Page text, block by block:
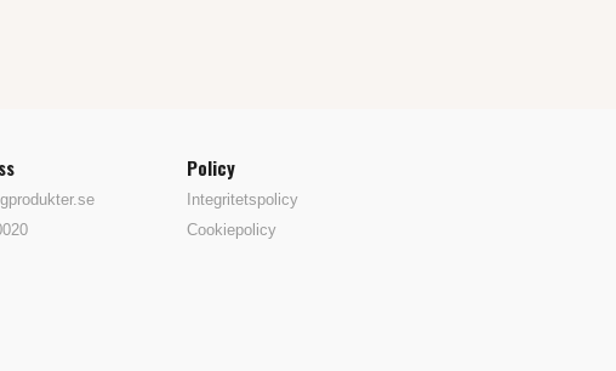
Policy
Integritetspolicy
Cookiepolicy